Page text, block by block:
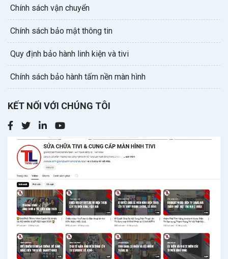
Chính sách vận chuyển
Chính sách bảo mật thông tin
Quy định bảo hành linh kiện và tivi
Chính sách bảo hành tấm nền màn hình
KẾT NỐI VỚI CHÚNG TÔI